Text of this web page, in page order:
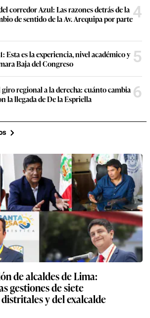
corredor Azul: Las razones detrás de la
de sentido de la Av. Arequipa por parte4
Esta es la experiencia, nivel académico y
Baja del Congreso
5
regional a la derecha: cuánto cambia
la llegada de De la Espriella
6
de alcaldes de Lima:
gestiones de siete
y del exalcalde